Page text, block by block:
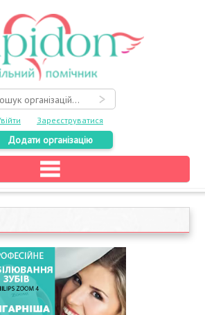
Зареєструватися
Додати організацію